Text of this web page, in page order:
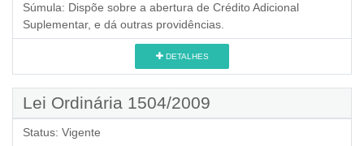
Súmula: Dispõe sobre a abertura de Crédito Adicional
Suplementar, e dá outras providências.
DETALHES
Lei Ordinária 1504/2009
Status: Vigente